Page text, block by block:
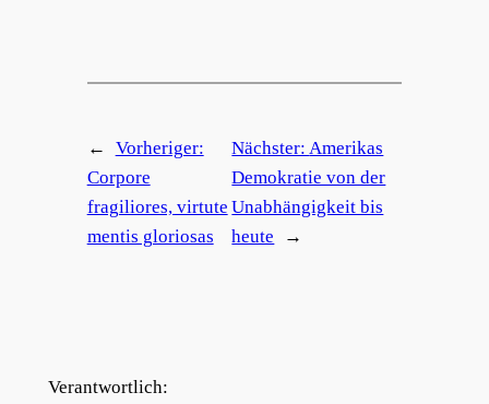
←
Vorheriger:
Corpore
fragiliores, virtute
mentis gloriosas
Nächster:Amerikas
Demokratie von der
Unabhängigkeit bis
heute
→
Verantwortlich: